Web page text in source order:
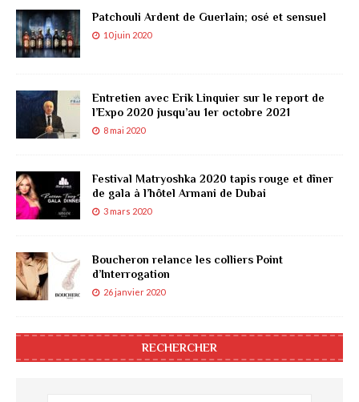
Patchouli Ardent de Guerlain; osé et sensuel
10 juin 2020
Entretien avec Erik Linquier sur le report de
l’Expo 2020 jusqu’au 1er octobre 2021
8 mai 2020
Festival Matryoshka 2020 tapis rouge et dîner
de gala à l’hôtel Armani de Dubai
3 mars 2020
Boucheron relance les colliers Point
d’Interrogation
26 janvier 2020
RECHERCHER